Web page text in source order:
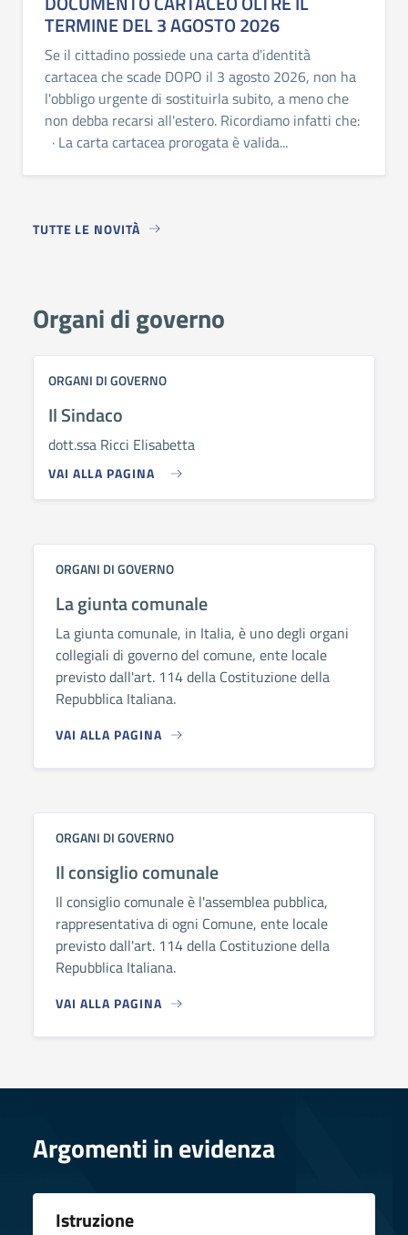
TERMINE DEL 3 AGOSTO 2026
Se il cittadino possiede una carta d'identità
cartacea che scade DOPO il 3 agosto 2026, non ha
l'obbligo urgente di sostituirla subito, a meno che
non debba recarsi all'estero. Ricordiamo infatti che:
· La carta cartacea prorogata è valida...
TUTTE LE NOVITÀ
Organi di governo
ORGANI DI GOVERNO
Il Sindaco
dott.ssa Ricci Elisabetta
VAI ALLA PAGINA
ORGANI DI GOVERNO
La giunta comunale
La giunta comunale, in Italia, è uno degli organi
collegiali di governo del comune, ente locale
previsto dall'art. 114 della Costituzione della
Repubblica Italiana.
VAI ALLA PAGINA
ORGANI DI GOVERNO
Il consiglio comunale
Il consiglio comunale è l'assemblea pubblica,
rappresentativa di ogni Comune, ente locale
previsto dall'art. 114 della Costituzione della
Repubblica Italiana.
VAI ALLA PAGINA
Argomenti in evidenza
Istruzione